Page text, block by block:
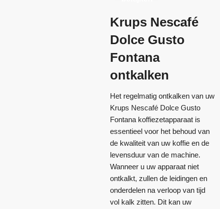
Krups Nescafé
Dolce Gusto
Fontana
ontkalken
Het regelmatig ontkalken van uw
Krups Nescafé Dolce Gusto
Fontana koffiezetapparaat is
essentieel voor het behoud van
de kwaliteit van uw koffie en de
levensduur van de machine.
Wanneer u uw apparaat niet
ontkalkt, zullen de leidingen en
onderdelen na verloop van tijd
vol kalk zitten. Dit kan uw